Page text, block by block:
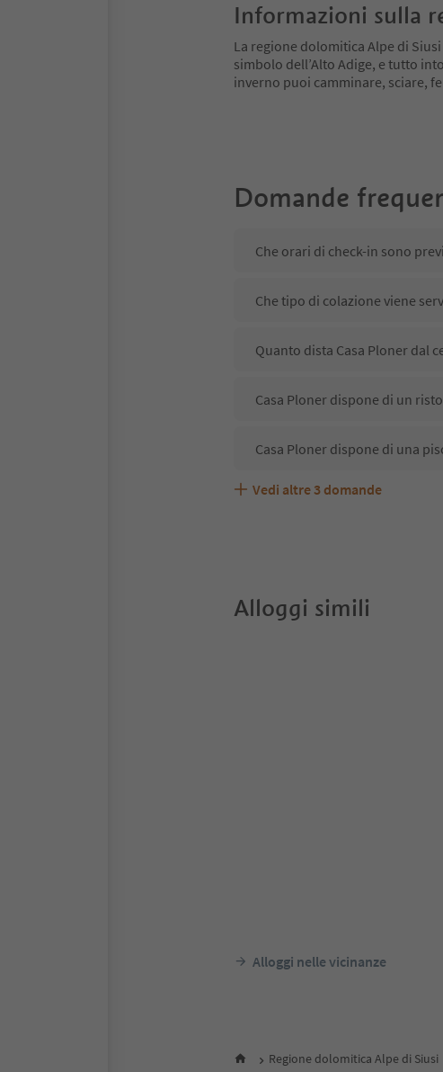
Informazioni sulla
La regione dolomitica Alpe di
simbolo dell’Alto Adige, e tutto
inverno puoi camminare, sciare,
Domande
Che orari di check-in sono
Che tipo di colazione viene
Quanto dista Casa Ploner dal
Casa Ploner dispone di un
Casa Ploner dispone di una
Casa Ploner accetta animali
Quali servizi/attività sono
Gli ospiti di Casa Ploner
Vedi altre 3 domande
Alloggi simili
Alloggi nelle vicinanze
Regione dolomitica Alpe di Siusi